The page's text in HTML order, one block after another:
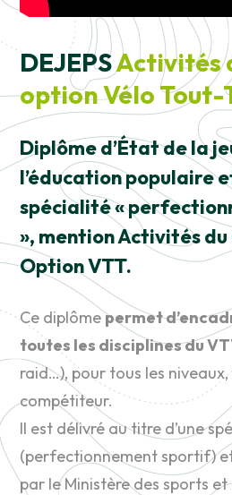
DEJEPSActivités
option Vélo
Diplôme d’État de la
l’éducation populaire
spécialité «
», mention Activités du
Option VTT.
Ce diplômepermet
toutes les disciplines du
raid…), pour tous les
compétiteur.
Il est délivré au titre d’une
(perfectionnement sportif)
par le Ministère des sports